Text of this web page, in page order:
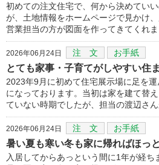
初めての注文住宅で、何から決めてい
が、土地情報をホームページで見かけ
営業担当の方が図面を作ってきてくれ
2026年06月24日 注 文 お手紙
とても家事・子育てがしやすい住
2023年9月に初めて住宅展示場に足を
になっております。当初は家を建て替
ていない時期でしたが、担当の渡辺さ
2026年06月24日 注 文 お手紙
暑い夏も寒い冬も家に帰ればほっ
入居してからあっという間に1年が経ち